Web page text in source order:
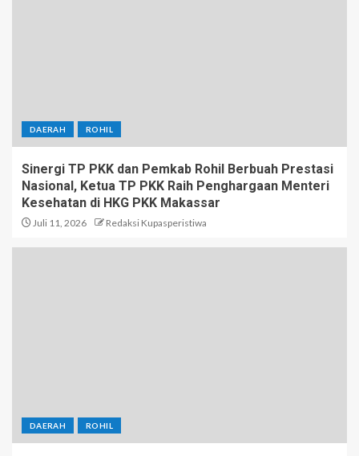
DAERAH ROHIL
Sinergi TP PKK dan Pemkab Rohil Berbuah Prestasi
Nasional, Ketua TP PKK Raih Penghargaan Menteri
Kesehatan di HKG PKK Makassar
Juli 11, 2026 Redaksi Kupasperistiwa
DAERAH ROHIL